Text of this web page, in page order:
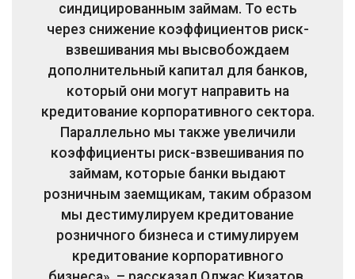
синдицированным займам. То есть
через снижение коэффициентов риск-
взвешивания мы высвобождаем
дополнительный капитал для банков,
который они могут направить на
кредитование корпоративного сектора.
Параллельно мы также увеличили
коэффициенты риск-взвешивания по
займам, которые банки выдают
розничным заемщикам, таким образом
мы дестимулируем кредитование
розничного бизнеса и стимулируем
кредитование корпоративного